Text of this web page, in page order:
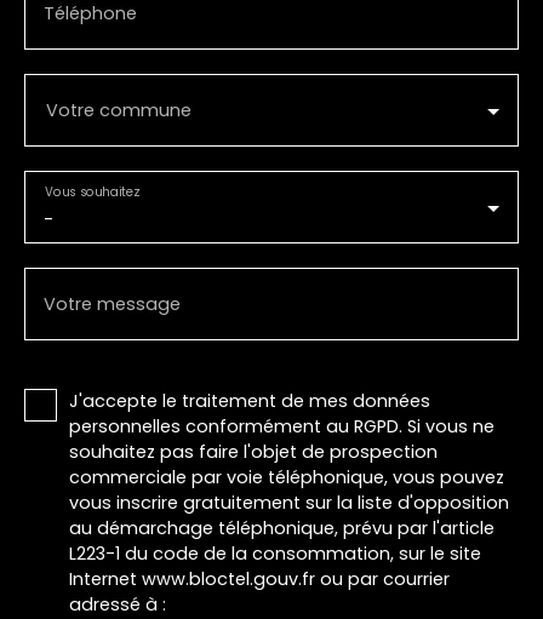
Téléphone
Votre commune
-
Vous souhaitez
Votre message
J'accepte le traitement de mes données
personnelles conformément au RGPD. Si vous ne
souhaitez pas faire l'objet de prospection
commerciale par voie téléphonique, vous pouvez
vous inscrire gratuitement sur la liste d'opposition
au démarchage téléphonique, prévu par l'article
L223-1 du code de la consommation, sur le site
Internet www.bloctel.gouv.fr ou par courrier
adressé à :